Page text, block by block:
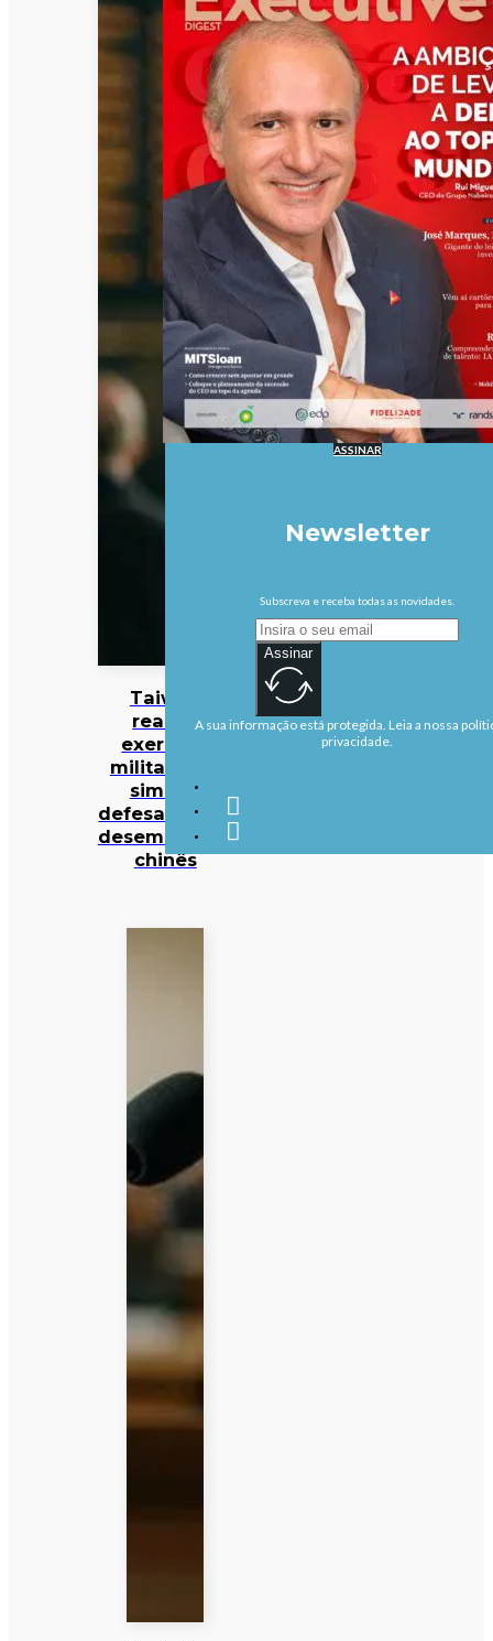
Taiwan
realiza
exercício
militar para
simular
defesa contra
desembarque
chinês
ASSINAR
Newsletter
Subscreva e receba todas as novidades.
Assinar
A sua informação está protegida. Leia a nossa
privacidade.